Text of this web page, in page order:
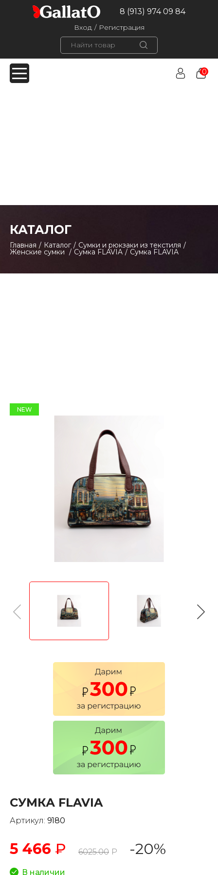
8 (913) 974 09 84
Вход / Регистрация
0
КАТАЛОГ
Главная / Каталог / Сумки и рюкзаки из текстиля /
Женские сумки / Сумка FLAVIA / Сумка FLAVIA
NEW
СУМКА FLAVIA
Артикул: 9180
5 466 ₽ 6025.00 Р -20%
В наличии